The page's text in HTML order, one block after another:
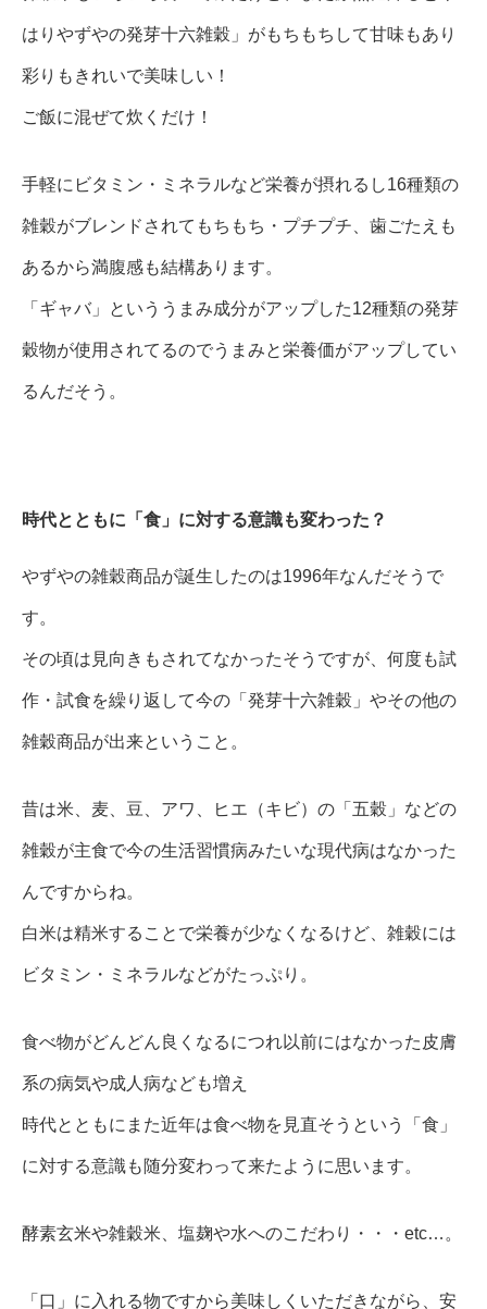
はりやずやの発芽十六雑穀」がもちもちして甘味もあり
彩りもきれいで美味しい！
ご飯に混ぜて炊くだけ！
手軽にビタミン・ミネラルなど栄養が摂れるし16種類の
雑穀がブレンドされてもちもち・プチプチ、歯ごたえも
あるから満腹感も結構あります。
「ギャバ」といううまみ成分がアップした12種類の発芽
穀物が使用されてるのでうまみと栄養価がアップしてい
るんだそう。
時代とともに「食」に対する意識も変わった？
やずやの雑穀商品が誕生したのは1996年なんだそうで
す。
その頃は見向きもされてなかったそうですが、何度も試
作・試食を繰り返して今の「発芽十六雑穀」やその他の
雑穀商品が出来ということ。
昔は米、麦、豆、アワ、ヒエ（キビ）の「五穀」などの
雑穀が主食で今の生活習慣病みたいな現代病はなかった
んですからね。
白米は精米することで栄養が少なくなるけど、雑穀には
ビタミン・ミネラルなどがたっぷり。
食べ物がどんどん良くなるにつれ以前にはなかった皮膚
系の病気や成人病なども増え
時代とともにまた近年は食べ物を見直そうという「食」
に対する意識も随分変わって来たように思います。
酵素玄米や雑穀米、塩麹や水へのこだわり・・・etc…。
「口」に入れる物ですから美味しくいただきながら、安